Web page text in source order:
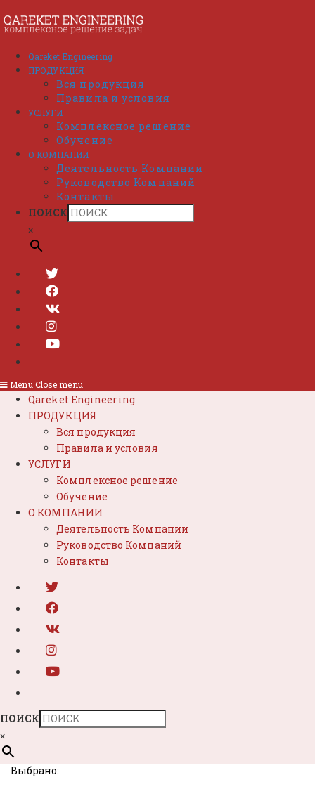
к
содержимому
Qareket Engineering
ПРОДУКЦИЯ
Вся продукция
Правила и условия
УСЛУГИ
Комплексное решение
Обучение
О КОМПАНИИ
Деятельность Компании
Руководство Компаний
Контакты
ПОИСК
×
Menu Close menu
Qareket Engineering
ПРОДУКЦИЯ
Вся продукция
Правила и условия
УСЛУГИ
Комплексное решение
Обучение
О КОМПАНИИ
Деятельность Компании
Руководство Компаний
Контакты
ПОИСК
×
Выбрано: